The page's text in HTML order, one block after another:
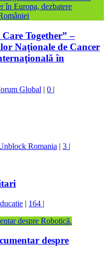
Together” –
Naţionale de Cancer
în
Global | 0 |
Romania | 3 |
| 164 |
despre